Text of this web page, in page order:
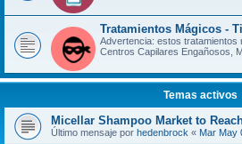
Tratamientos Mágicos -
Advertencia: estos tratamientos
Centros Capilares Engañosos,
Temas activos
Micellar Shampoo Market to
Último mensaje por hedenbrock « Mar May